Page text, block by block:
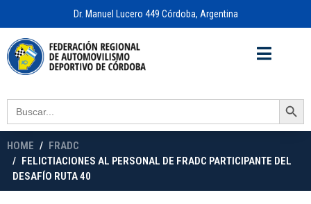
Dr. Manuel Lucero 449 Córdoba, Argentina
Search
for:
Search Button
HOME
FRADC
FELICTIACIONES AL PERSONAL DE FRADC PARTICIPANTE DEL
DESAFÍO RUTA 40